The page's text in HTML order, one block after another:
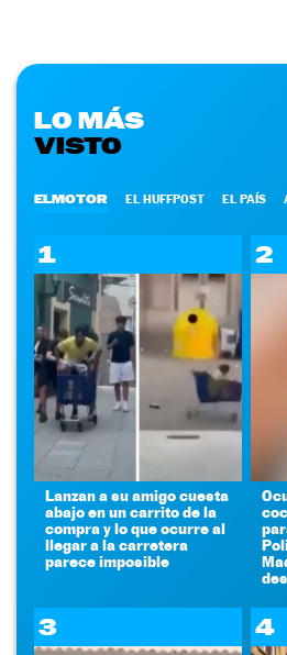
LO MÁS
VISTO
ELMOTOR EL HUFFPOST EL PAÍS
1
Lanzan a su amigo cuesta
abajo en un carrito de la
compra y lo que ocurre al
llegar a la carretera
parece imposible
2
3 4